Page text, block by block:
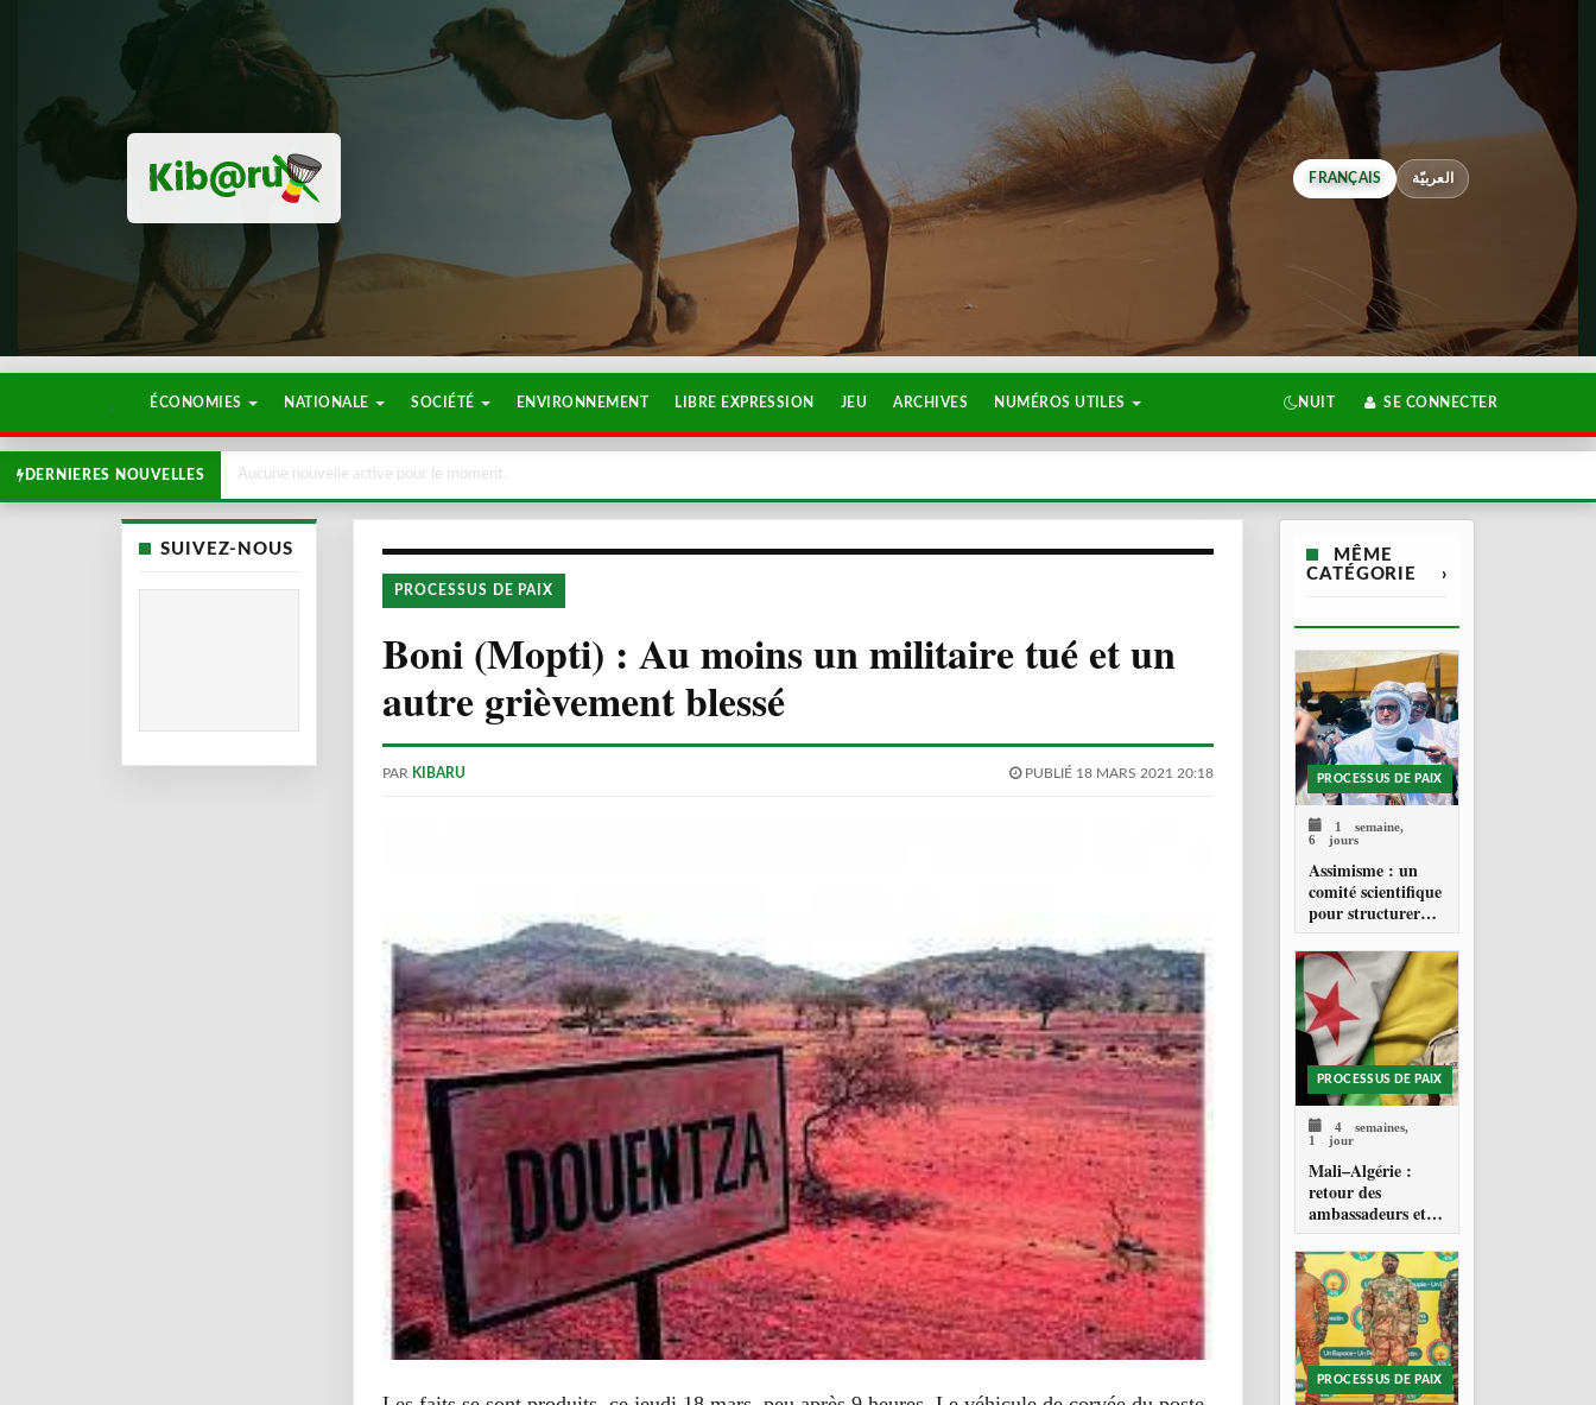
FRANÇAIS العربيّة
ÉCONOMIES NATIONALE SOCIÉTÉ ENVIRONNEMENT LIBRE EXPRESSION JEU ARCHIVES NUMÉROS UTILES NUIT SE CONNECTER
DERNIERES NOUVELLES Aucune nouvelle active pour le moment.
SUIVEZ-NOUS
PROCESSUS DE PAIX
Boni (Mopti) : Au moins un militaire tué et un
autre grièvement blessé
PAR KIBARU PUBLIÉ 18 MARS 2021 20:18
MÊME
CATÉGORIE
›
PROCESSUS DE PAIX
1 semaine,
6 jours
Assimisme : un
comité scientifique
pour structurer
une doctrine de la
refondation
PROCESSUS DE PAIX
4 semaines,
1 jour
Mali–Algérie :
retour des
ambassadeurs et
réouverture des
espaces aériens
PROCESSUS DE PAIX